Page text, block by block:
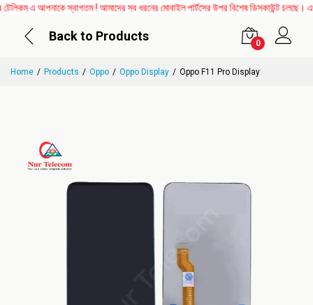
এ আপনাকে স্বাগতম ! আমাদের সব ধরনের মোবাইল পার্টসের উপর বিশেষ ডিসকাউন্ট চলছে।
Back to Products
0
Home Products Oppo Oppo Display Oppo F11 Pro Display